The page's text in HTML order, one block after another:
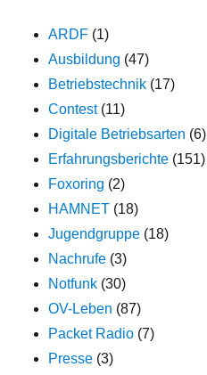
ARDF (1)
Ausbildung (47)
Betriebstechnik (17)
Contest(11)
Digitale Betriebsarten (6)
Erfahrungsberichte (151)
Foxoring (2)
HAMNET (18)
Jugendgruppe (18)
Nachrufe (3)
Notfunk (30)
OV-Leben (87)
Packet Radio (7)
Presse (3)